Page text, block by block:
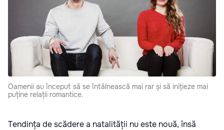
Oamenii au început să se întâlnească mai rar și să inițieze mai
puține relații romantice.
Tendința de scădere a natalității nu este nouă, însă